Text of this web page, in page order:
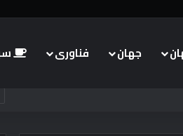
جهان فناوری